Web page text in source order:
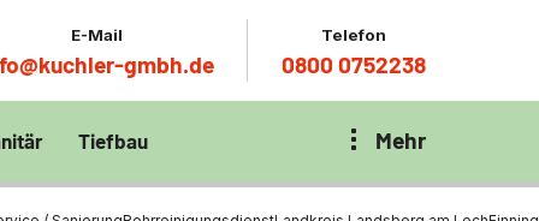
E-Mail
gmbh.de
Telefon
0800 0752238
Klärbecken
per
Tiefbau Mehr